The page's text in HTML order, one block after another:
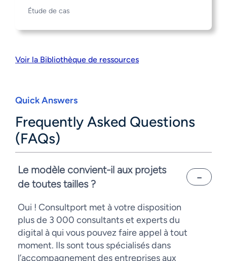
Étude de cas
Voir la Bibliothèque de ressources
Quick Answers
Frequently Asked Questions
(FAQs)
Le modèle convient-il aux projets
de toutes tailles ?
Oui ! Consultport met à votre disposition
plus de 3 000 consultants et experts du
digital à qui vous pouvez faire appel à tout
moment. Ils sont tous spécialisés dans
l’accompagnement des entreprises aux